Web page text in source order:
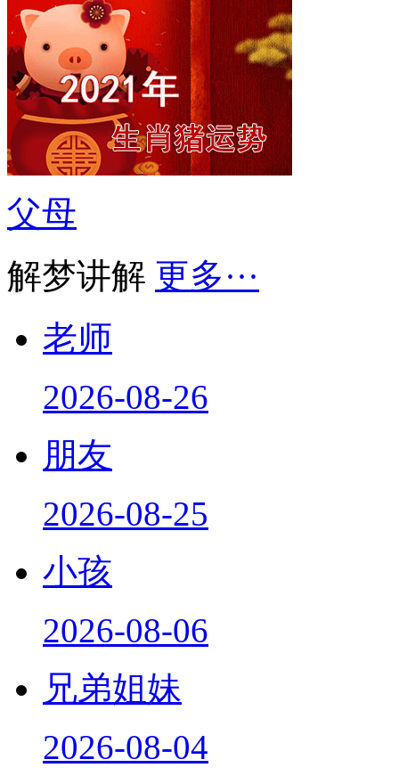
父母
解梦讲解 更多···
老师
2026-08-26
朋友
2026-08-25
小孩
2026-08-06
兄弟姐妹
2026-08-04